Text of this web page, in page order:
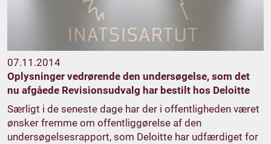
07.11.2014
Oplysninger vedrørende den undersøgelse, som det
nu afgåede Revisionsudvalg har bestilt hos Deloitte
Særligt i de seneste dage har der i offentligheden været
ønsker fremme om offentliggørelse af den
undersøgelsesrapport, som Deloitte har udfærdiget for